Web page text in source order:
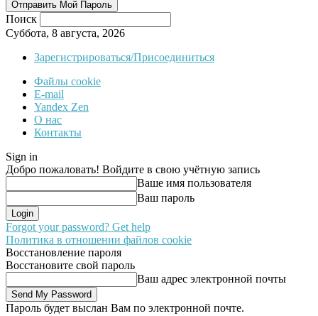
Поиск
Суббота, 8 августа, 2026
Зарегистрироваться/Присоединиться
Файлы cookie
E-mail
Yandex Zen
О нас
Контакты
Sign in
Добро пожаловать! Войдите в свою учётную запись
Ваше имя пользователя
Ваш пароль
Forgot your password? Get help
Политика в отношении файлов cookie
Восстановление пароля
Восстановите свой пароль
Ваш адрес электронной почты
Пароль будет выслан Вам по электронной почте.